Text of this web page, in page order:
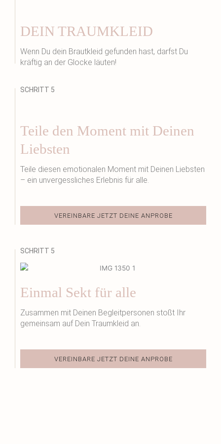
DEIN TRAUMKLEID
Wenn Du dein Brautkleid gefunden hast, darfst Du
kräftig an der Glocke läuten!
SCHRITT 5
Teile den Moment mit Deinen
Liebsten
Teile diesen emotionalen Moment mit Deinen Liebsten
– ein unvergessliches Erlebnis für alle.
VEREINBARE JETZT DEINE ANPROBE
SCHRITT 5
Einmal Sekt für alle
Zusammen mit Deinen Begleitpersonen stoßt Ihr
gemeinsam auf Dein Traumkleid an.
VEREINBARE JETZT DEINE ANPROBE